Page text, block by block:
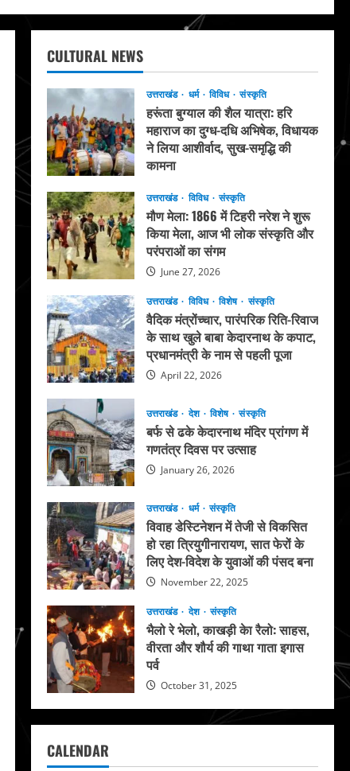
CULTURAL NEWS
उत्तराखंड धर्म विविध संस्कृति
हरूंता बुग्याल की शैल यात्रा: हरि
महाराज का दुग्ध-दधि अभिषेक, विधायक
ने लिया आशीर्वाद, सुख-समृद्धि की
कामना
उत्तराखंड
विविध संस्कृति
मौण मेला: 1866 में टिहरी नरेश ने शुरू
किया मेला, आज भी लोक संस्कृति और
परंपराओं का संगम
June 27, 2026
उत्तराखंड विविध विशेष संस्कृति
वैदिक मंत्रोंच्चार, पारंपरिक रिति-रिवाज
के साथ खुले बाबा केदारनाथ के कपाट,
प्रधानमंत्री के नाम से पहली पूजा
April 22, 2026
उत्तराखंड देश विशेष संस्कृति
बर्फ से ढके केदारनाथ मंदिर प्रांगण में
गणतंत्र दिवस पर उत्साह
January 26, 2026
उत्तराखंड धर्म संस्कृति
विवाह डेस्टिनेशन में तेजी से विकसित
हो रहा त्रियुगीनारायण, सात फेरों के
लिए देश-विदेश के युवाओं की पंसद बना
November 22, 2025
उत्तराखंड देश संस्कृति
भैलो रे भेलो, काखड़ी केा रैलो: साहस,
वीरता और शौर्य की गाथा गाता इगास
पर्व
October 31, 2025
CALENDAR